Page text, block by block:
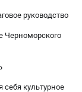
руководство
Черноморского
культурное